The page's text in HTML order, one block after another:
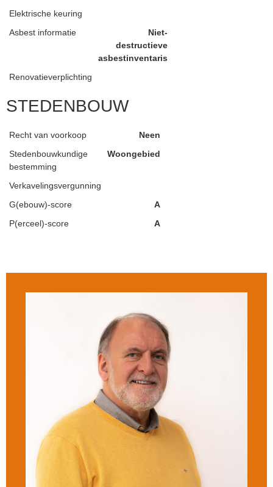
Elektrische keuring
Asbest informatie
Niet-
destructieve
asbestinventaris
Renovatieverplichting
STEDENBOUW
Recht van voorkoop
Neen
Stedenbouwkundige
bestemming
Woongebied
Verkavelingsvergunning
G(ebouw)-score
A
P(erceel)-score
A